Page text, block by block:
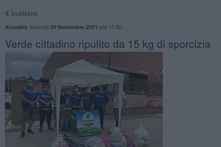
Indietro
Attualità Giovedì 09 Settembre 2021 ore 11:50
Verde cittadino ripulito da 15 kg di sporcizia